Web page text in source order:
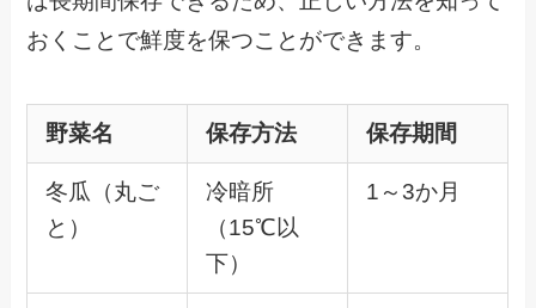
おくことで鮮度を保つことができます。
野菜名 保存方法 保存期間
冬瓜（丸ご
と）
冷暗所
（15℃以
下）
1～3か月